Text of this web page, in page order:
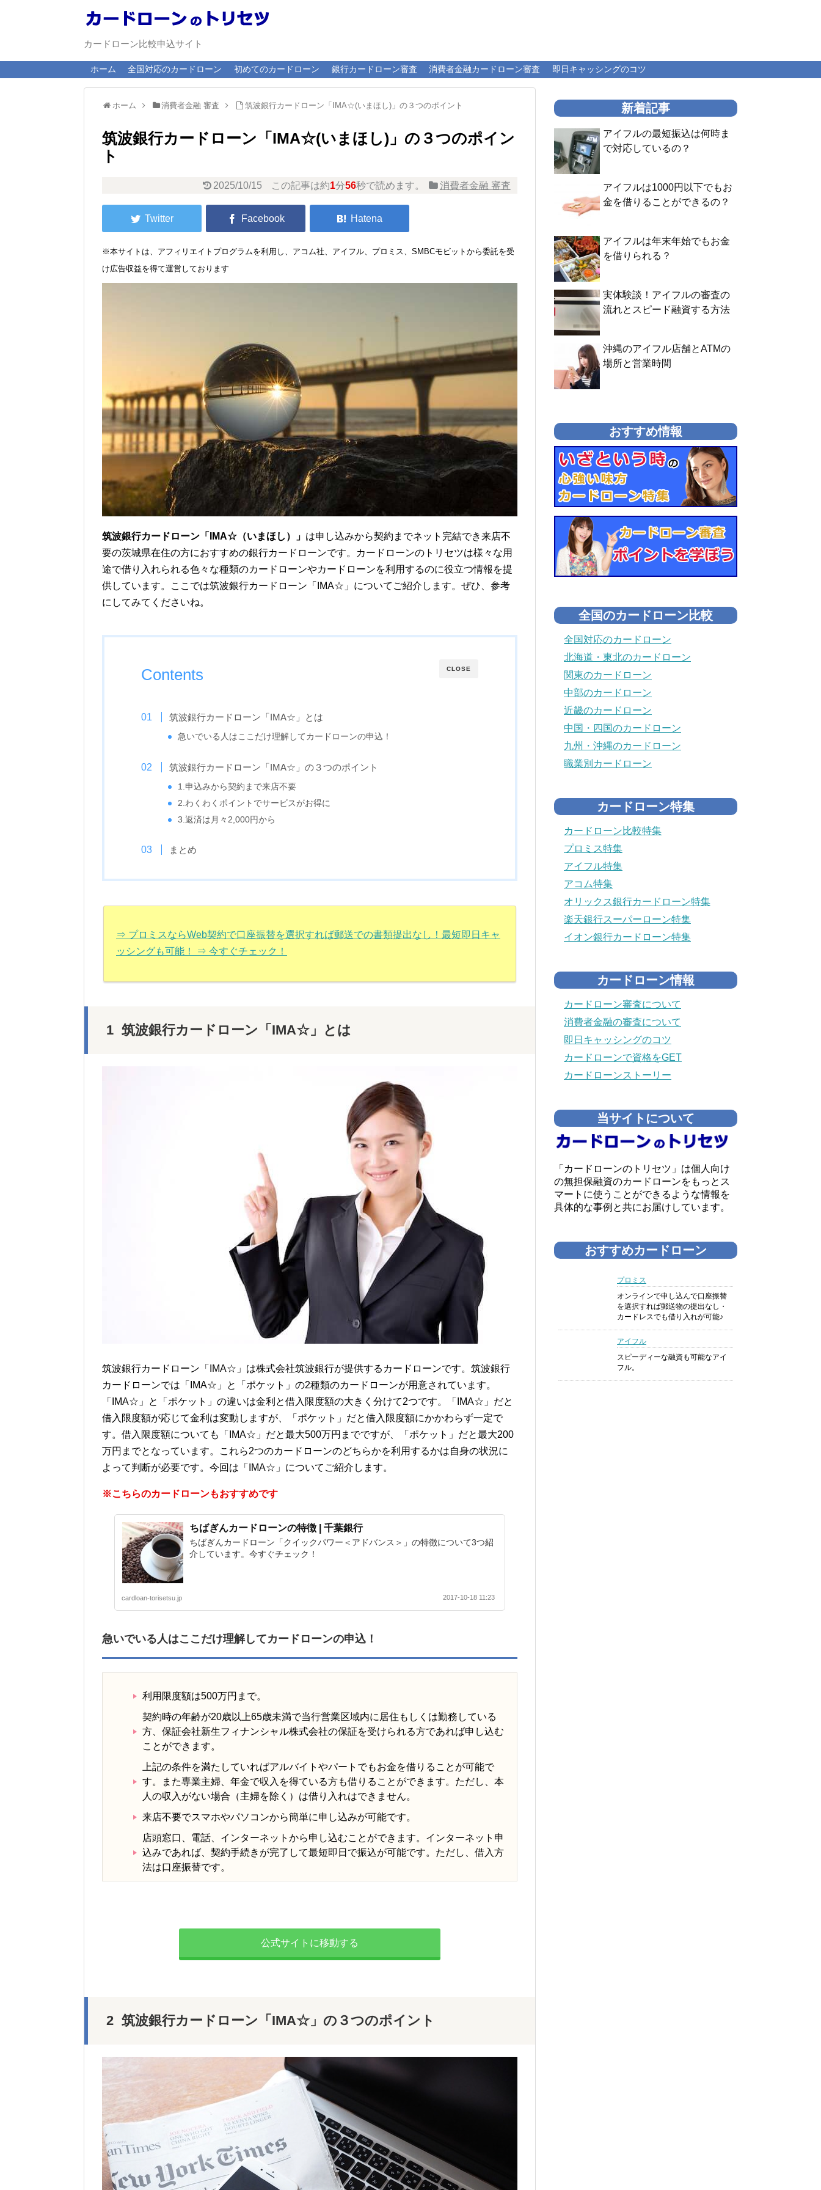
カードローン比較申込サイト
ホーム 全国対応のカードローン 初めてのカードローン 銀行カードローン審査 消費者金融カードローン審査 即日キャッシングのコツ
ホーム 消費者金融 審査 筑波銀行カードローン「IMA☆(いまほし)」の３つのポイント
筑波銀行カードローン「IMA☆(いまほし)」の３つのポイン
ト
2025/10/15 この記事は約1分56秒で読めます。 消費者金融 審査
※本サイトは、アフィリエイトプログラムを利用し、アコム社、アイフル、プロミス、SMBCモビットから委託を受
け広告収益を得て運営しております
筑波銀行カードローン「IMA☆（いまほし）」 は申し込みから契約までネット完結でき来店不
要の茨城県在住の方におすすめの銀行カードローンです。カードローンのトリセツは様々な用
途で借り入れられる色々な種類のカードローンやカードローンを利用するのに役立つ情報を提
供しています。ここでは筑波銀行カードローン「IMA☆」についてご紹介します。ぜひ、参考
にしてみてくださいね。
CLOSE
Contents
筑波銀行カードローン「IMA☆」とは
急いでいる人はここだけ理解してカードローンの申込！
筑波銀行カードローン「IMA☆」の３つのポイント
1.申込みから契約まで来店不要
2.わくわくポイントでサービスがお得に
3.返済は月々2,000円から
まとめ
⇒ プロミスならWeb契約で口座振替を選択すれば郵送での書類提出なし！最短即日キャ
ッシングも可能！ ⇒ 今すぐチェック！
筑波銀行カードローン「IMA☆」とは
筑波銀行カードローン「IMA☆」は株式会社筑波銀行が提供するカードローンです。筑波銀行
カードローンでは「IMA☆」と「ポケット」の2種類のカードローンが用意されています。
「IMA☆」と「ポケット」の違いは金利と借入限度額の大きく分けて2つです。「IMA☆」だと
借入限度額が応じて金利は変動しますが、「ポケット」だと借入限度額にかかわらず一定で
す。借入限度額についても「IMA☆」だと最大500万円までですが、「ポケット」だと最大200
万円までとなっています。これら2つのカードローンのどちらかを利用するかは自身の状況に
よって判断が必要です。今回は「IMA☆」についてご紹介します。
※こちらのカードローンもおすすめです
ちばぎんカードローンの特徴 | 千葉銀行
ちばぎんカードローン「クイックパワー＜アドバンス＞」の特徴について3つ紹
介しています。今すぐチェック！
cardloan-torisetsu.jp 2017-10-18 11:23
急いでいる人はここだけ理解してカードローンの申込！
利用限度額は500万円まで。
契約時の年齢が20歳以上65歳未満で当行営業区域内に居住もしくは勤務している
方、保証会社新生フィナンシャル株式会社の保証を受けられる方であれば申し込む
ことができます。
上記の条件を満たしていればアルバイトやパートでもお金を借りることが可能で
す。また専業主婦、年金で収入を得ている方も借りることができます。ただし、本
人の収入がない場合（主婦を除く）は借り入れはできません。
来店不要でスマホやパソコンから簡単に申し込みが可能です。
店頭窓口、電話、インターネットから申し込むことができます。インターネット申
込みであれば、契約手続きが完了して最短即日で振込が可能です。ただし、借入方
法は口座振替です。
公式サイトに移動する
筑波銀行カードローン「IMA☆」の３つのポイント
新着記事
アイフルの最短振込は何時ま
で対応しているの？
アイフルは1000円以下でもお
金を借りることができるの？
アイフルは年末年始でもお金
を借りられる？
実体験談！アイフルの審査の
流れとスピード融資する方法
沖縄のアイフル店舗とATMの
場所と営業時間
おすすめ情報
全国のカードローン比較
全国対応のカードローン
北海道・東北のカードローン
関東のカードローン
中部のカードローン
近畿のカードローン
中国・四国のカードローン
九州・沖縄のカードローン
職業別カードローン
カードローン特集
カードローン比較特集
プロミス特集
アイフル特集
アコム特集
オリックス銀行カードローン特集
楽天銀行スーパーローン特集
イオン銀行カードローン特集
カードローン情報
カードローン審査について
消費者金融の審査について
即日キャッシングのコツ
カードローンで資格をGET
カードローンストーリー
当サイトについて
「カードローンのトリセツ」は個人向け
の無担保融資のカードローンをもっとス
マートに使うことができるような情報を
具体的な事例と共にお届けしています。
おすすめカードローン
プロミス
オンラインで申し込んで口座振替
を選択すれば郵送物の提出なし・
カードレスでも借り入れが可能♪
アイフル
スピーディーな融資も可能なアイ
フル。